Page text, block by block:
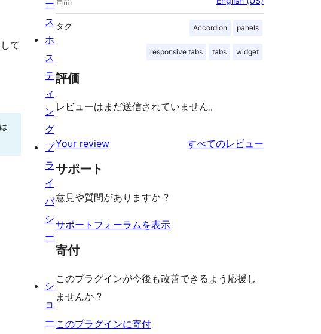
て
タグ Accordion panels
responsive tabs tabs widget
評価
レビューはまだ送信されていません。
Your review すべてのレビュー
サポート
意見や質問がありますか ?
サポートフォーラムを表示
寄付
このプラグインが今後も改善できるよう応援し
ませんか ?
このプラグインに寄付
ー
ス
ホ
ス
テ
ィ
ン
グ
プ
ラ
イ
バ
シ
ー
シ
ョ
ー